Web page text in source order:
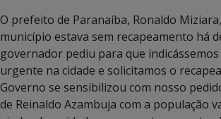
O prefeito de Paranaíba, Ronaldo
município estava sem recapeamento há
governador pediu para que
urgente na cidade e solicitamos o
Governo se sensibilizou com nosso
de Reinaldo Azambuja com a população